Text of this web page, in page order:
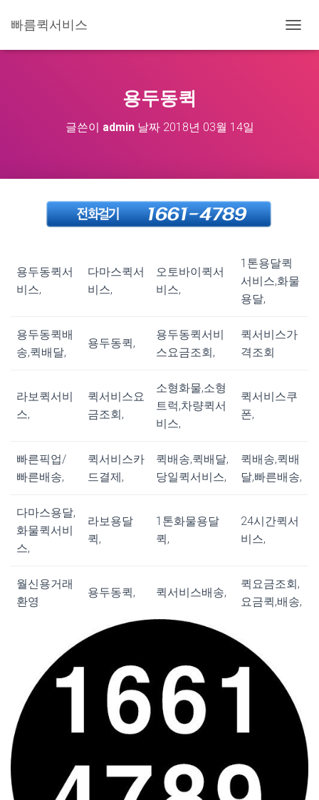
빠름퀵서비스
비
용두동퀵
글쓴이 admin날짜 2018년 03월 14일
용두동퀵서
비스,
다마스퀵서
비스,
오토바이퀵서
비스,
1톤용달퀵
서비스,화물
용달,
용두동퀵배
송,퀵배달,
용두동퀵,
용두동퀵서비
스요금조회,
퀵서비스가
격조회
라보퀵서비
스,
퀵서비스요
금조회,
소형화물,소형
트럭,차량퀵서
비스,
퀵서비스쿠
폰,
빠른픽업/
빠른배송,
퀵서비스카
드결제,
퀵배송,퀵배달,
당일퀵서비스,
퀵배송,퀵배
달,빠른배송,
다마스용달,
화물퀵서비
스,
라보용달
퀵,
1톤화물용달
퀵,
24시간퀵서
비스,
월신용거래
환영
용두동퀵, 퀵서비스배송,
퀵요금조회,
요금퀵,배송,